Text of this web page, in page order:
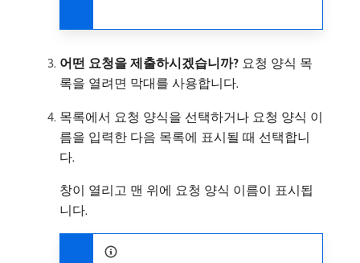
어떤 요청을 제출하시겠습니까? 요청 양식 목
록을 열려면 막대를 사용합니다.
목록에서 요청 양식을 선택하거나 요청 양식 이
름을 입력한 다음 목록에 표시될 때 선택합니
다.
창이 열리고 맨 위에 요청 양식 이름이 표시됩
니다.